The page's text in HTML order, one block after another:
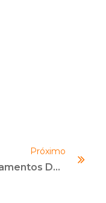
Próximo
Treinamentos De Compliance Que São Tendências Para Empresas Em 2025